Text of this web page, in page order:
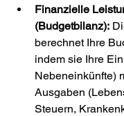
Finanzielle
(Budgetbilanz):
berechnet Ihre
indem sie Ihre
Nebeneinkünfte)
Ausgaben
Steuern,